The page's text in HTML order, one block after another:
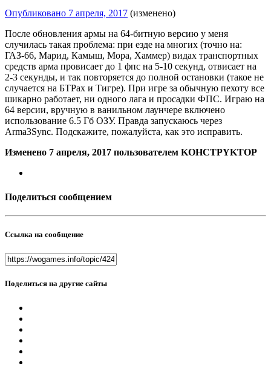
Опубликовано 7 апреля, 2017 (изменено)
После обновления армы на 64-битную версию у меня
случилась такая проблема: при езде на многих (точно на:
ГАЗ-66, Марид, Камыш, Мора, Хаммер) видах транспортных
средств арма провисает до 1 фпс на 5-10 секунд, отвисает на
2-3 секунды, и так повторяется до полной остановки (такое не
случается на БТРах и Тигре). При игре за обычную пехоту все
шикарно работает, ни одного лага и просадки ФПС. Играю на
64 версии, вручную в ванильном лаунчере включено
использование 6.5 Гб ОЗУ. Правда запускаюсь через
Arma3Sync. Подскажите, пожалуйста, как это исправить.
Изменено 7 апреля, 2017 пользователем KOHCTPYKTOP
Поделиться сообщением
Ссылка на сообщение
Поделиться на другие сайты